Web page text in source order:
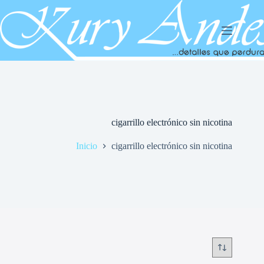
al
contenido
cigarrillo electrónico sin nicotina
Inicio cigarrillo electrónico sin nicotina